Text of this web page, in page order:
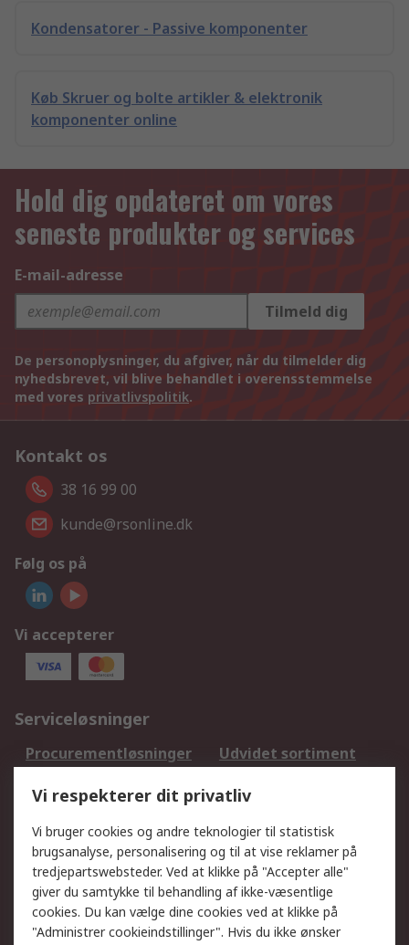
Kondensatorer - Passive komponenter
Køb Skruer og bolte artikler & elektronik
komponenter online
Hold dig opdateret om vores
seneste produkter og services
E-mail-adresse
Tilmeld dig
De personoplysninger, du afgiver, når du tilmelder dig
nyhedsbrevet, vil blive behandlet i overensstemmelse
med vores privatlivspolitik.
Kontakt os
38 16 99 00
kunde@rsonline.dk
Følg os på
Vi accepterer
Serviceløsninger
Procurementløsninger
Udvidet sortiment
DesignSpark
Teknisk Support
Dit lokale salgsteam
Eksportløsninger
Support
Få hjælp
Returnering
Levering
Spor min ordre
Vi respekterer dit privatliv
Vi bruger cookies og andre teknologier til statistisk
brugsanalyse, personalisering og til at vise reklamer på
tredjepartswebsteder. Ved at klikke på "Accepter alle"
giver du samtykke til behandling af ikke-væsentlige
cookies. Du kan vælge dine cookies ved at klikke på
"Administrer cookieindstillinger". Hvis du ikke ønsker